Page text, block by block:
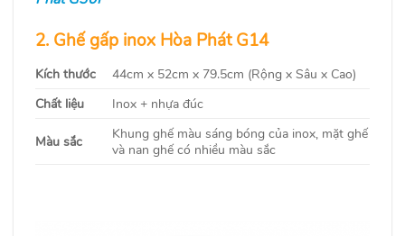
2. Ghế gấp inox Hòa Phát G14
Kích thước
44cm x 52cm x 79.5cm (Rộng x Sâu x Cao)
Chất liệu
Inox + nhựa đúc
Màu sắc
Khung ghế màu sáng bóng của inox, mặt ghế
và nan ghế có nhiều màu sắc